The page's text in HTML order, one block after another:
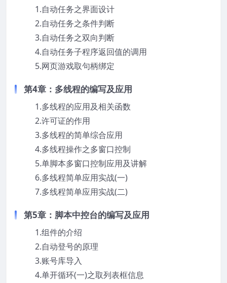
1.自动任务之界面设计
2.自动任务之条件判断
3.自动任务之双向判断
4.自动任务子程序返回值的调用
5.网页游戏取句柄绑定
第4章：多线程的编写及应用
1.多线程的应用及相关函数
2.许可证的作用
3.多线程的简单综合应用
4.多线程操作之多窗口控制
5.单脚本多窗口控制应用及讲解
6.多线程简单应用实战(一)
7.多线程简单应用实战(二)
第5章：脚本中控台的编写及应用
1.组件的介绍
2.自动登号的原理
3.账号库导入
4.单开循环(一)之取列表框信息